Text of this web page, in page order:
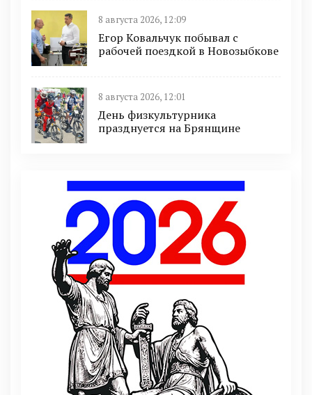
8 августа 2026, 12:09
Егор Ковальчук побывал с
рабочей поездкой в Новозыбкове
8 августа 2026, 12:01
День физкультурника
празднуется на Брянщине